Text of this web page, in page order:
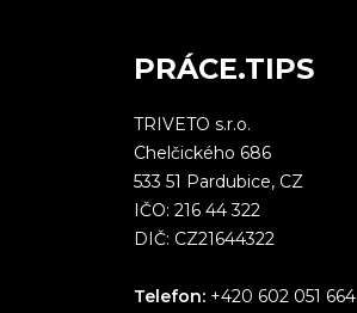
PRÁCE.TIPS
TRIVETO s.r.o.
Chelčického 686
533 51 Pardubice, CZ
IČO: 216 44 322
DIČ: CZ21644322
Telefon: +420 602 051 664